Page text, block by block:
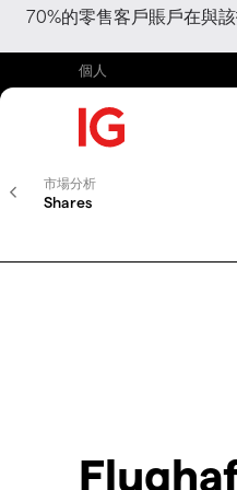
70%的零售客戶賬戶在與
個人
市場分析
Shares